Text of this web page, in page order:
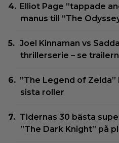
Elliot Page ”tappade
manus till ”The
Joel Kinnaman vs
thrillerserie – se
”The Legend of Zelda”
sista roller
Tidernas 30 bästa
”The Dark Knight” på